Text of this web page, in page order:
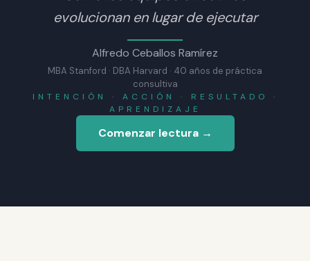
evolucionan en lugar de ejecutar
Alfredo Ceballos Ramírez
MBA Stanford · DBA Harvard · 40 años de práctica
consultiva
INTENCIÓN · ACCIÓN · RESULTADO ·
APRENDIZAJE
Comenzar lectura →